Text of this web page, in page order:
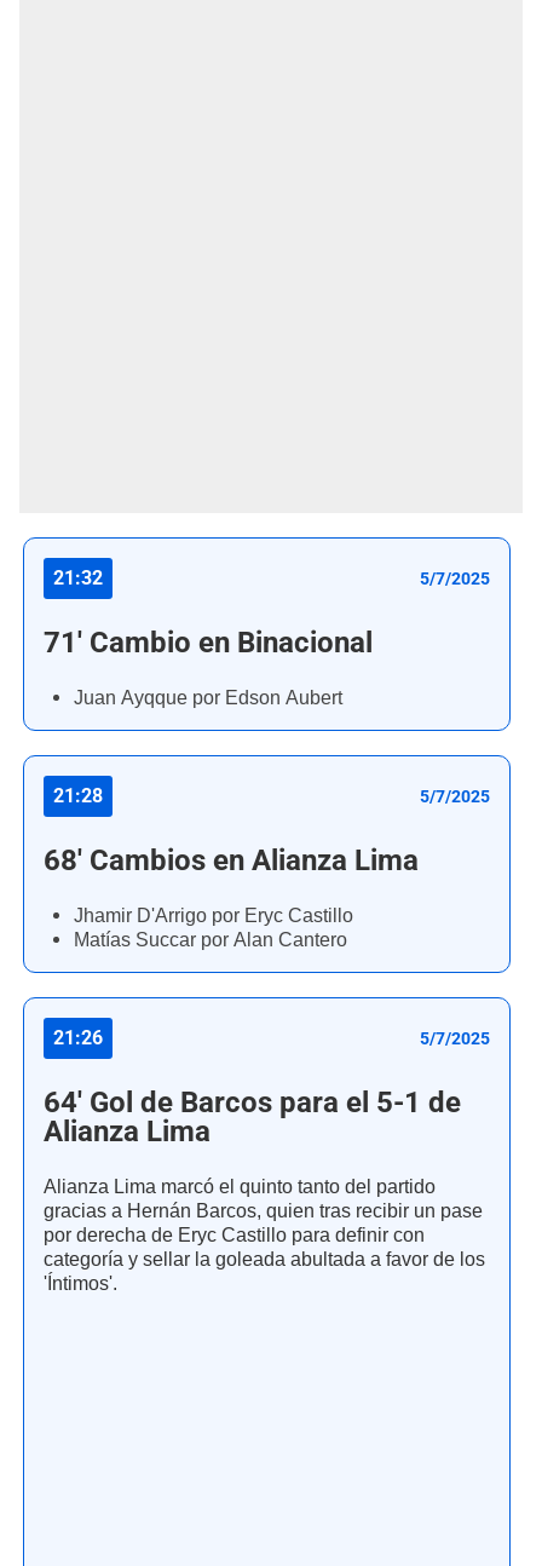
21:32 5/7/2025
71' Cambio en Binacional
Juan Ayqque por Edson Aubert
21:28 5/7/2025
68' Cambios en Alianza Lima
Jhamir D'Arrigo por Eryc Castillo
Matías Succar por Alan Cantero
21:26 5/7/2025
64' Gol de Barcos para el 5-1 de
Alianza Lima
Alianza Lima marcó el quinto tanto del partido
gracias a Hernán Barcos, quien tras recibir un pase
por derecha de Eryc Castillo para definir con
categoría y sellar la goleada abultada a favor de los
'Íntimos'.